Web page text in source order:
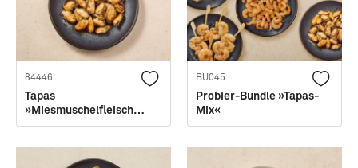
84446
Tapas
»Miesmuschelfleisch
Asia-Sesam«
BU045
Probier-Bundle »Tapas-
Mix«